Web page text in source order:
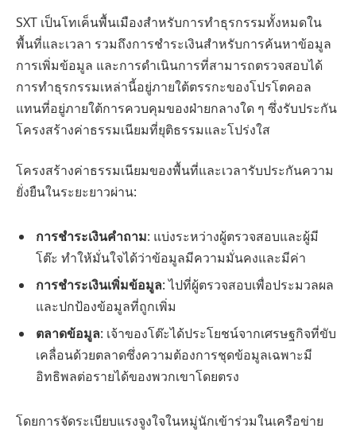
SXT เป็นโทเค็นพื้นเมืองสำหรับการทำธุรกรรมทั้งหมดใน
พื้นที่และเวลา รวมถึงการชำระเงินสำหรับการค้นหาข้อมูล
การเพิ่มข้อมูล และการดำเนินการที่สามารถตรวจสอบได้
การทำธุรกรรมเหล่านี้อยู่ภายใต้ตรรกะของโปรโตคอล
แทนที่อยู่ภายใต้การควบคุมของฝ่ายกลางใด ๆ ซึ่งรับประกัน
โครงสร้างค่าธรรมเนียมที่ยุติธรรมและโปร่งใส
โครงสร้างค่าธรรมเนียมของพื้นที่และเวลารับประกันความ
ยั่งยืนในระยะยาวผ่าน:
การชำระเงินคำถาม: แบ่งระหว่างผู้ตรวจสอบและผู้มี
โต๊ะ ทำให้มั่นใจได้ว่าข้อมูลมีความมั่นคงและมีค่า
การชำระเงินเพิ่มข้อมูล: ไปที่ผู้ตรวจสอบเพื่อประมวลผล
และปกป้องข้อมูลที่ถูกเพิ่ม
ตลาดข้อมูล: เจ้าของโต๊ะได้ประโยชน์จากเศรษฐกิจที่ขับ
เคลื่อนด้วยตลาดซึ่งความต้องการชุดข้อมูลเฉพาะมี
อิทธิพลต่อรายได้ของพวกเขาโดยตรง
โดยการจัดระเบียบแรงจูงใจในหมู่นักเข้าร่วมในเครือข่าย